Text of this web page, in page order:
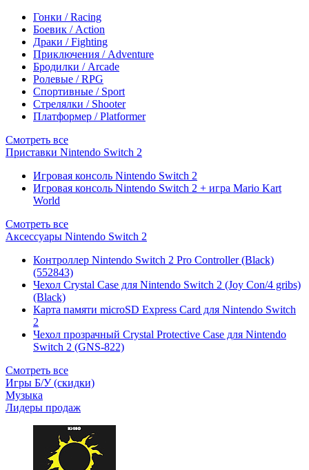
Гонки / Racing
Боевик / Action
Драки / Fighting
Приключения / Adventure
Бродилки / Arcade
Ролевые / RPG
Спортивные / Sport
Стрелялки / Shooter
Платформер / Platformer
Смотреть все
Приставки Nintendo Switch 2
Игровая консоль Nintendo Switch 2
Игровая консоль Nintendo Switch 2 + игра Mario Kart
World
Смотреть все
Аксессуары Nintendo Switch 2
Контроллер Nintendo Switch 2 Pro Controller (Black)
(552843)
Чехол Сrystal Сase для Nintendo Switch 2 (Joy Con/4 gribs)
(Black)
Карта памяти microSD Express Card для Nintendo Switch
2
Чехол прозрачный Crystal Protective Case для Nintendo
Switch 2 (GNS-822)
Смотреть все
Игры Б/У (скидки)
Музыка
Лидеры продаж